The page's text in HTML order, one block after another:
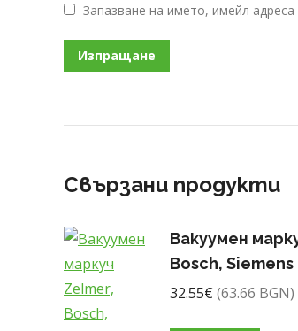
Запазване на името, имейл
Свързани продукти
Вакуумен
Bosch, Siemens
32.55€ (63.66 BGN)